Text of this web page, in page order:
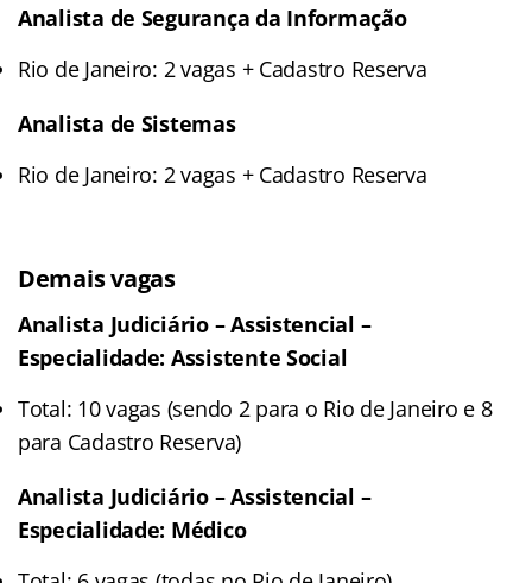
Analista de Segurança da Informação
Rio de Janeiro: 2 vagas + Cadastro Reserva
Analista de Sistemas
Rio de Janeiro: 2 vagas + Cadastro Reserva
Demais vagas
Analista Judiciário – Assistencial –
Especialidade: Assistente Social
Total: 10 vagas (sendo 2 para o Rio de Janeiro e 8
para Cadastro Reserva)
Analista Judiciário – Assistencial –
Especialidade: Médico